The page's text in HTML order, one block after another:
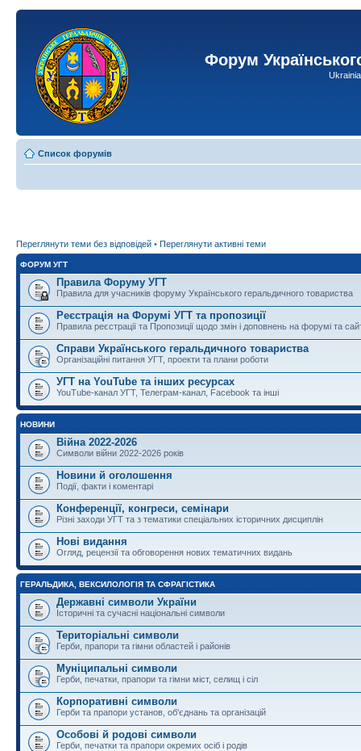
Форум
Список форумів
Переглянути теми без відповідей • Переглянути активні теми
ФОРУМ УГТ
Правила Форуму УГТ
Правила для учасників форуму Українського геральдичного товариства
Реєстрація на Форумі УГТ та пропозиції
Правила реєстрації та Пропозиції щодо змін і доповнень на форумі та
Справи Українського геральдичного товариства
Організаційні питання УГТ, проекти та плани роботи
УГТ на YouTube та інших ресурсах
YouTube-канал УГТ, Телеграм-канал, Facebook та інші
НОВИНИ
Війна 2022-2026
Символи війни 2022-2026 років
Новини й оголошення
Події, факти і коментарі
Конференції, конгреси, семінари
Різні заходи УГТ та з тематики спеціальних історичних дисциплін
Нові видання
Огляд, рецензії та обговорення нових тематичних видань
ГЕРАЛЬДИКА, ВЕКСИЛОЛОГІЯ ТА СФРАГІСТИКА
Державні символи України
Історичні та сучасні національні символи
Територіальні символи
Герби, прапори та гімни областей і районів
Муніципальні символи
Герби, печатки, прапори та гімни міст, селищ і сіл
Корпоративні символи
Герби та прапори установ, об'єднань та організацій
Особові й родові символи
Герби, печатки та прапори окремих осіб і родів